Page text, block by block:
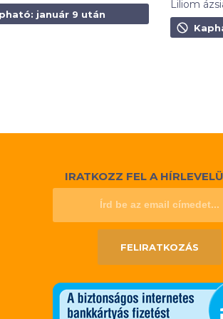
január 9 után
Liliom
990 Ft
IRATKOZZ FEL A
FELIRATKOZÁS